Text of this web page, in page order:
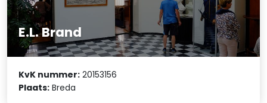
E.L. Brand
KvK nummer: 20153156
Plaats: Breda